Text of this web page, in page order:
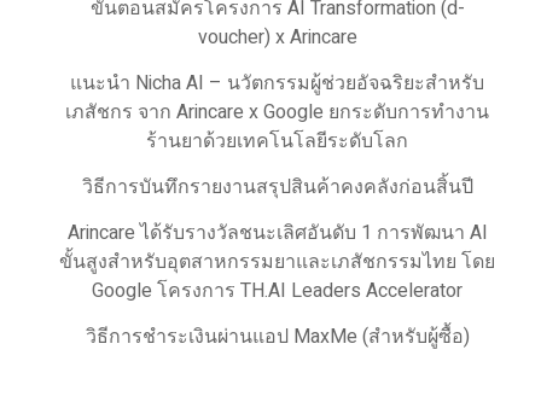
ขั้นตอนสมัครโครงการ AI Transformation (d-
voucher) x Arincare
แนะนำ Nicha AI – นวัตกรรมผู้ช่วยอัจฉริยะสำหรับ
เภสัชกร จาก Arincare x Google ยกระดับการทำงาน
ร้านยาด้วยเทคโนโลยีระดับโลก
วิธีการบันทึกรายงานสรุปสินค้าคงคลังก่อนสิ้นปี
Arincare ได้รับรางวัลชนะเลิศอันดับ 1 การพัฒนา AI
ขั้นสูงสำหรับอุตสาหกรรมยาและเภสัชกรรมไทย โดย
Google โครงการ TH.AI Leaders Accelerator
วิธีการชำระเงินผ่านแอป MaxMe (สำหรับผู้ซื้อ)